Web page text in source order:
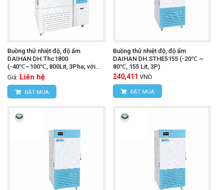
Buồng thử nhiệt độ, độ ẩm
DAIHAN DH.Thc1800
(-40℃~100℃, 800Lit, 3Pha; với
IQ,OQ)
Giá: Liên hệ
ĐẶT MUA
Buồng thử nhiệt độ, độ ẩm
DAIHAN DH.STHE5155 (-20℃ ~
80℃, 155 Lit, 3P)
240,411 VND
ĐẶT MUA